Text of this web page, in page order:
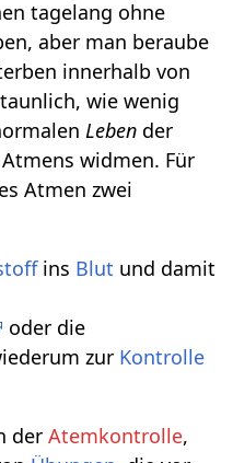
tagelang ohne
aber man beraube
innerhalb von
wie wenig
Leben der
widmen. Für
Atmen zwei
ins Blut und damit
oder die
zur Kontrolle
derAtemkontrolle,